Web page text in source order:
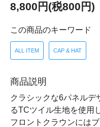
8,800円(税800円)
この商品のキーワード
ALL ITEM CAP & HAT
商品説明
クラシックな6パネルデ
るTCツイル生地を使用
フロントクラウンには